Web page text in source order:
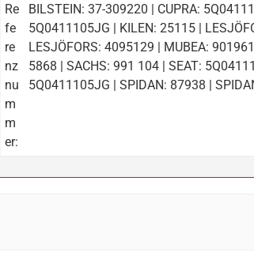
Re
fe
re
nz
nu
m
m
er:
BILSTEIN: 37-309220 | CUPRA:
5Q0411105JG | KILEN: 25115 |
LESJÖFORS: 4095129 | MUBEA:
5868 | SACHS: 991 104 | SEAT:
5Q0411105JG | SPIDAN: 87938 |